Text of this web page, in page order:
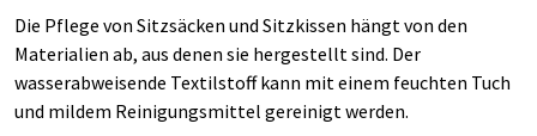
Die Pflege von Sitzsäcken und Sitzkissen hängt von den
Materialien ab, aus denen sie hergestellt sind. Der
wasserabweisende Textilstoff kann mit einem feuchten Tuch
und mildem Reinigungsmittel gereinigt werden.